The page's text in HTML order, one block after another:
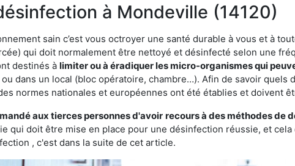
à Mondeville (14120)
sain c’est vous octroyer une santé durable à vous et à
qui doit normalement être nettoyé et désinfecté selon une
destinés à limiter ou à éradiquer les micro-organismes qui
dans un local (bloc opératoire, chambre…). Afin de savoir
normes nationales et européennes ont été établies et doivent
aux tierces personnes d'avoir recours à des méthodes de
qui doit être mise en place pour une désinfection réussie, et
, c'est dans la suite de cet article.